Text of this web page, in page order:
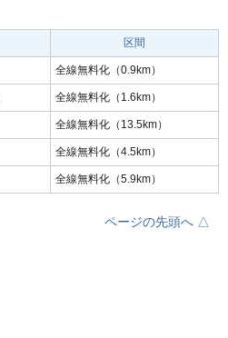
区間
全線無料化（0.9km）
全線無料化（1.6km）
全線無料化（13.5km）
全線無料化（4.5km）
全線無料化（5.9km）
ページの先頭へ △